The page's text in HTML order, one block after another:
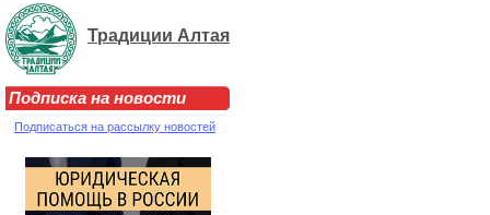
Традиции Алтая
Подписка на новости
Подписаться на рассылку новостей